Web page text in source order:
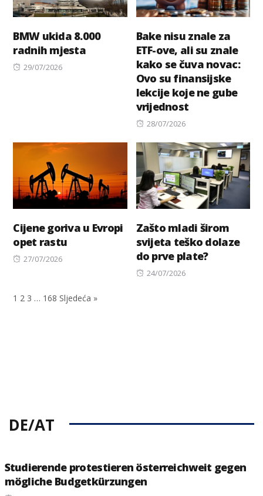
BMW ukida 8.000
radnih mjesta
Posted
29/07/2026
Bake nisu znale za
ETF-ove, ali su znale
kako se čuva novac:
Ovo su finansijske
lekcije koje ne gube
vrijednost
Posted
28/07/2026
Cijene goriva u Evropi
opet rastu
Posted
27/07/2026
Zašto mladi širom
svijeta teško dolaze
do prve plate?
Posted
24/07/2026
1 2 3 … 168 Sljedeća »
DE/AT
Studierende protestieren österreichweit gegen
mögliche Budgetkürzungen